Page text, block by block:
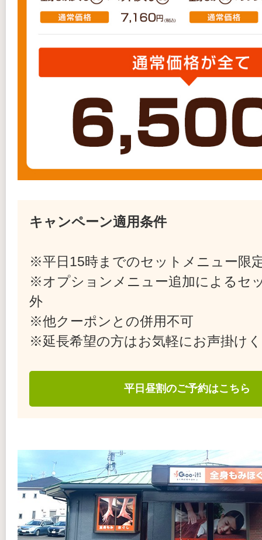
キャンペーン適用条件
※平日15時までのセットメニュー限
※オプションメニュー追加によるセ
外
※他クーポンとの併用不可
※延長希望の方はお気軽にお声掛け
平日昼割のご予約はこちら